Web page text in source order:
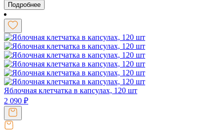
Подробнее
Яблочная клетчатка в капсулах, 120 шт
2 090 ₽